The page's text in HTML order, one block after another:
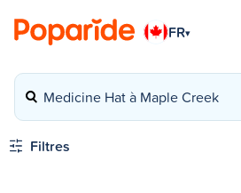
FR▾
Medicine Hat à Maple Creek
Filtres